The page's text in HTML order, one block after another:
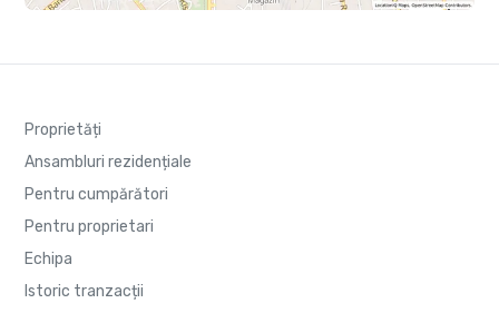
Proprietăți
Ansambluri rezidențiale
Pentru cumpărători
Pentru proprietari
Echipa
Istoric tranzacții